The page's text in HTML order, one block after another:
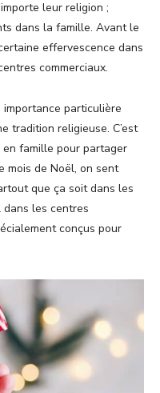
leur religion ;
dans la famille. Avant le
effervescence dans
commerciaux.
importance particulière
tradition religieuse. C’est
famille pour partager
mois de Noël, on sent
que ça soit dans les
les centres
conçus pour